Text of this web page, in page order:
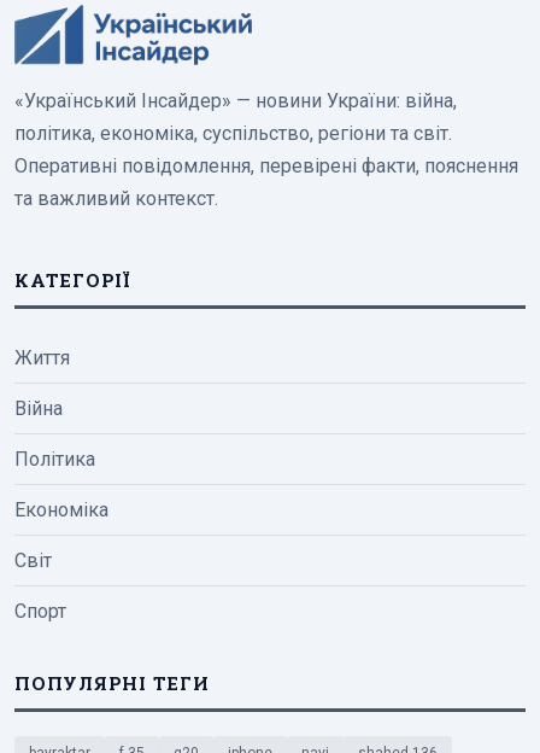
«Український Інсайдер» — новини України: війна,
політика, економіка, суспільство, регіони та світ.
Оперативні повідомлення, перевірені факти, пояснення
та важливий контекст.
КАТЕГОРІЇ
Життя
Війна
Політика
Економіка
Світ
Спорт
ПОПУЛЯРНІ ТЕГИ